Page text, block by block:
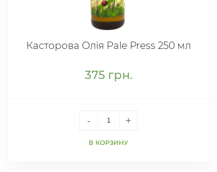
Касторова Олія Pale Press 250 мл
375 грн.
- +
В КОРЗИНУ